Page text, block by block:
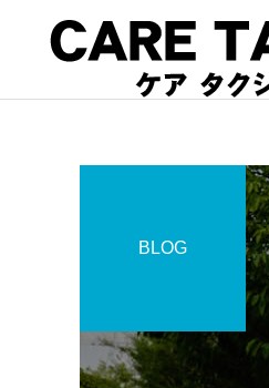
コロナで緊急搬送された方
のお迎えに介護タクシーご
BLOG